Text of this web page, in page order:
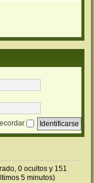
0 ocultos y 151
5 minutos)